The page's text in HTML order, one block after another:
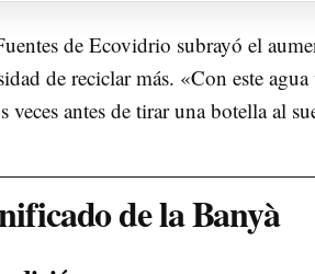
de Ecovidrio subrayó el
de reciclar más. «Con este
veces antes de tirar una botella al
de la Banyà